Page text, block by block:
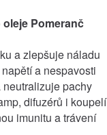
Pomeranč
a zlepšuje náladu
a nespavosti
pachy
difuzérů i koupelí
imunitu a trávení